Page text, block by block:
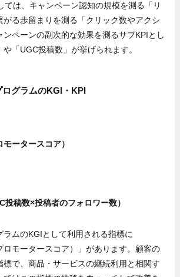
ては、キャンペーン認知の規模を測る「リ
がる歩留まりを測る「クリック数やアクシ
ンペーンの副次的な効果を測るサブKPIとし
「UGC投稿数」が挙げられます。
グラムのKGI・KPI
ータースコア）
投稿数×投稿者のフォロワー数）
ラムのKGIとして利用される指標に
ロモータースコア）」があります。顧客の
標で、商品・サービスの継続利用と相関す